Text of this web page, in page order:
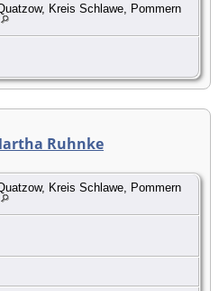
Kreis Schlawe, Pommern
Ruhnke
Kreis Schlawe, Pommern